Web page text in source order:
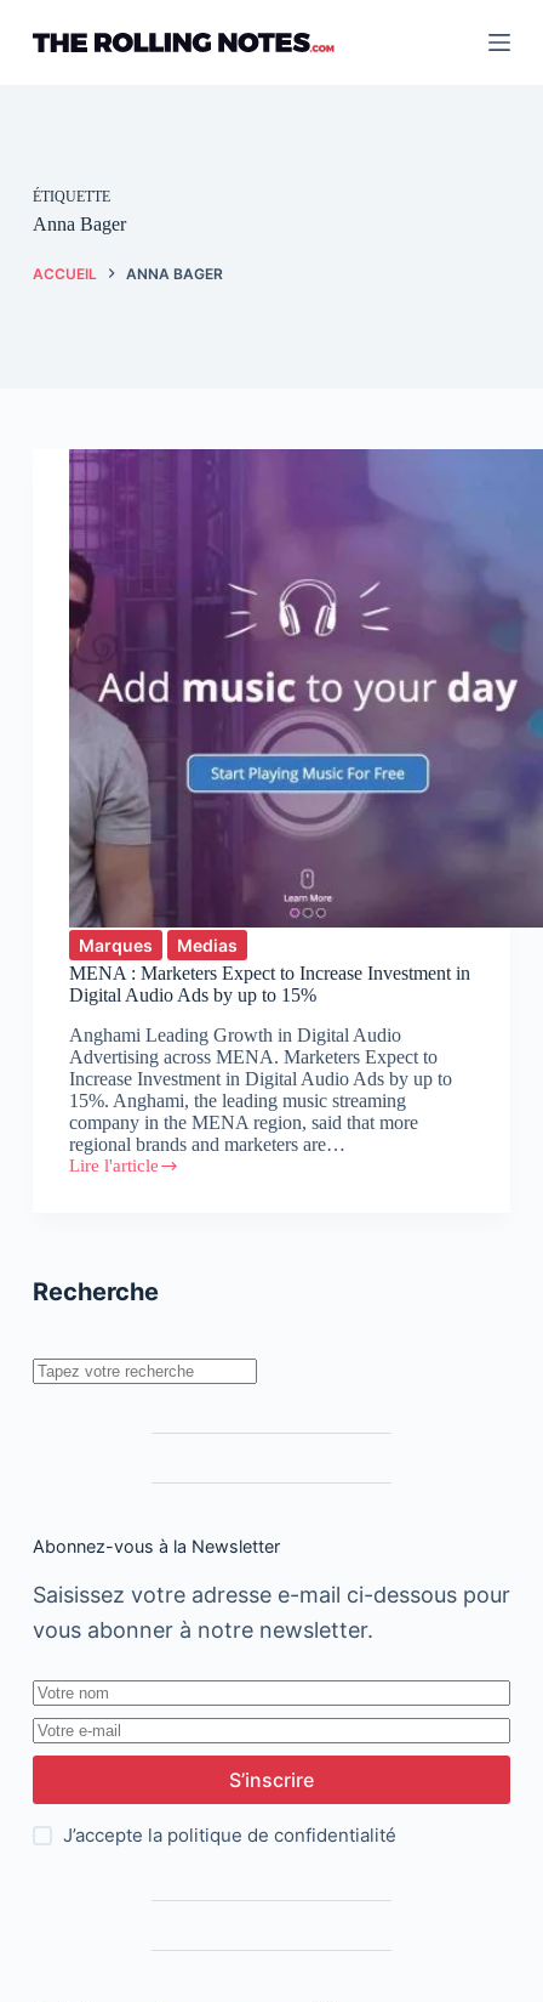
contenu
ÉTIQUETTE
Anna Bager
ACCUEIL ANNA BAGER
Marques
Medias
MENA : Marketers Expect to Increase Investment in
Digital Audio Ads by up to 15%
Anghami Leading Growth in Digital Audio
Advertising across MENA. Marketers Expect to
Increase Investment in Digital Audio Ads by up to
15%. Anghami, the leading music streaming
company in the MENA region, said that more
regional brands and marketers are…
Lire l'article
MENA
Investment
Audio
Ads
Recherche
Rechercher
Abonnez-vous à la Newsletter
Saisissez votre adresse e-mail ci-dessous pour
vous abonner à notre newsletter.
S’inscrire
J’accepte la politique de confidentialité